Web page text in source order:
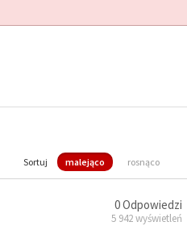
Sortuj malejąco rosnąco
0 Odpowiedzi
5 942 wyświetleń